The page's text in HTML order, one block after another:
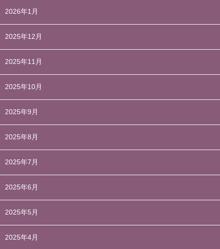
2026年1月
2025年12月
2025年11月
2025年10月
2025年9月
2025年8月
2025年7月
2025年6月
2025年5月
2025年4月